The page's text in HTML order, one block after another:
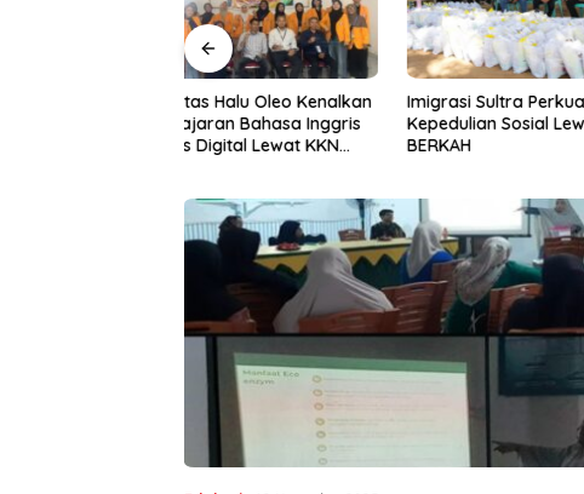
Imigrasi Sultra Perkuat
Kepedulian Sosial Lewat IKENI
BERKAH
Gerakan
ke-81,
BWS Sulawesi